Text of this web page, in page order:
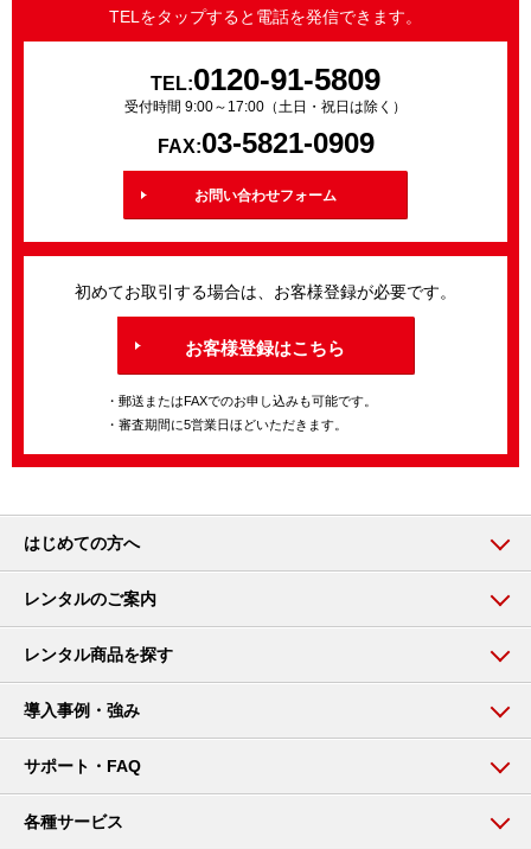
TELをタップすると電話を発信できます。
TEL:0120-91-5809
受付時間 9:00～17:00（土日・祝日は除く）
FAX:03-5821-0909
お問い合わせフォーム
初めてお取引する場合は、お客様登録が必要です。
お客様登録はこちら
・郵送またはFAXでのお申し込みも可能です。
・審査期間に5営業日ほどいただきます。
はじめての方へ
レンタルのご案内
レンタル商品を探す
導入事例・強み
サポート・FAQ
各種サービス